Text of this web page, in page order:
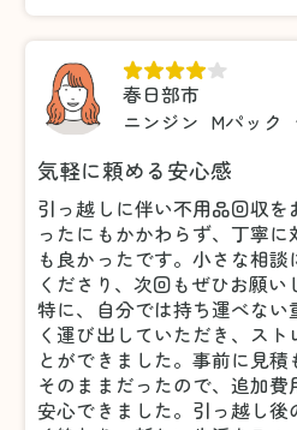
春日部市
ニンジン Mパック
気軽に頼める安心感
引っ越しに伴い不用品回収
ったにもかかわらず、丁寧
も良かったです。小さな相
くださり、次回もぜひお願い
特に、自分では持ち運べない
く運び出していただき、ス
とができました。事前に見
そのままだったので、追加費
安心できました。引っ越し